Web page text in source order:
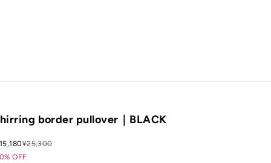
border pullover｜BLACK
ール価格通常価格
¥25,300
OFF